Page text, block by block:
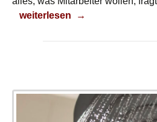
Wohlbefinden
weiterlesen →